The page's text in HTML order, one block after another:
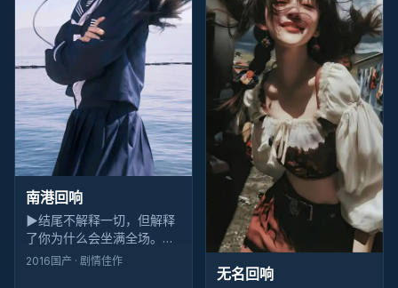
南港回响
▶结尾不解释一切，但解释
了你为什么会坐满全场。
《南港回响》的战争落点像
2016国产 · 剧情佳作
无名回响